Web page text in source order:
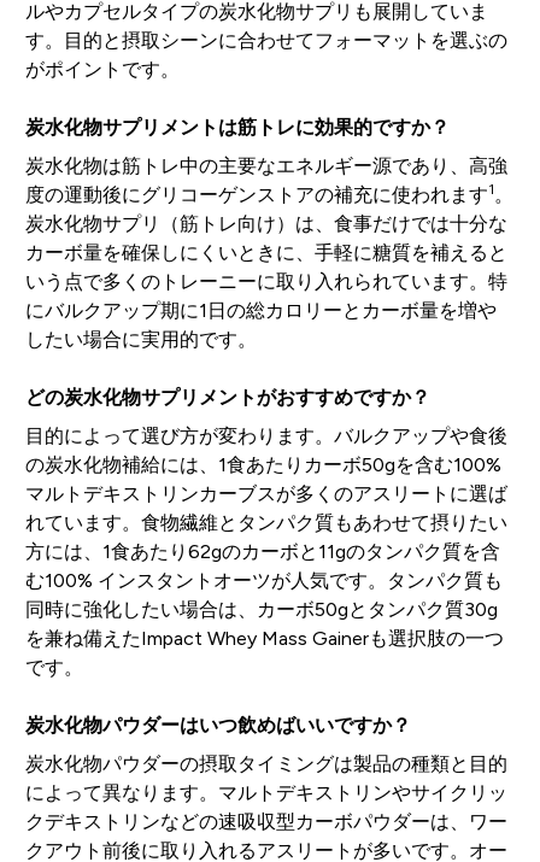
ルやカプセルタイプの炭水化物サプリも展開していま
す。目的と摂取シーンに合わせてフォーマットを選ぶの
がポイントです。
炭水化物サプリメントは筋トレに効果的ですか？
炭水化物は筋トレ中の主要なエネルギー源であり、高強
度の運動後にグリコーゲンストアの補充に使われます1 。
炭水化物サプリ（筋トレ向け）は、食事だけでは十分な
カーボ量を確保しにくいときに、手軽に糖質を補えると
いう点で多くのトレーニーに取り入れられています。特
にバルクアップ期に1日の総カロリーとカーボ量を増や
したい場合に実用的です。
どの炭水化物サプリメントがおすすめですか？
目的によって選び方が変わります。バルクアップや食後
の炭水化物補給には、1食あたりカーボ50gを含む100%
マルトデキストリンカーブスが多くのアスリートに選ば
れています。食物繊維とタンパク質もあわせて摂りたい
方には、1食あたり62gのカーボと11gのタンパク質を含
む100% インスタントオーツが人気です。タンパク質も
同時に強化したい場合は、カーボ50gとタンパク質30g
を兼ね備えたImpact Whey Mass Gainerも選択肢の一つ
です。
炭水化物パウダーはいつ飲めばいいですか？
炭水化物パウダーの摂取タイミングは製品の種類と目的
によって異なります。マルトデキストリンやサイクリッ
クデキストリンなどの速吸収型カーボパウダーは、ワー
クアウト前後に取り入れるアスリートが多いです。オー